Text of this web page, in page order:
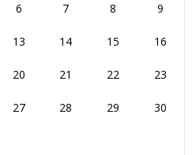
6 7 8 9
13 14 15 16
20 21 22 23
27 28 29 30